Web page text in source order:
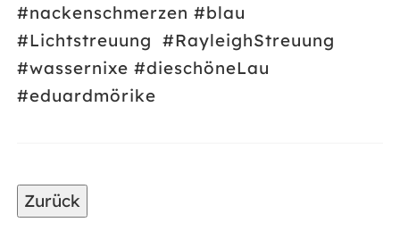
#nackenschmerzen #blau
#Lichtstreuung #RayleighStreuung
#wassernixe #dieschöneLau
#eduardmörike
Zurück